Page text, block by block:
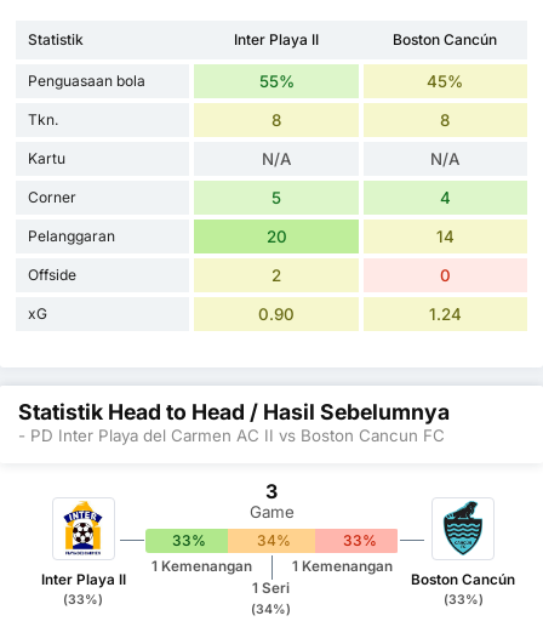
Statistik Inter Playa II Boston Cancún
Penguasaan bola 55% 45%
Tkn. 8 8
Kartu N/A N/A
Corner 5 4
Pelanggaran 20 14
Offside 2 0
xG 0.90 1.24
Statistik Head to Head / Hasil Sebelumnya
- PD Inter Playa del Carmen AC II vs Boston Cancun FC
Inter Playa II
(33%)
3
Game
33% 34% 33%
1 Kemenangan
1 Seri
(34%)
1 Kemenangan
Boston Cancún
(33%)